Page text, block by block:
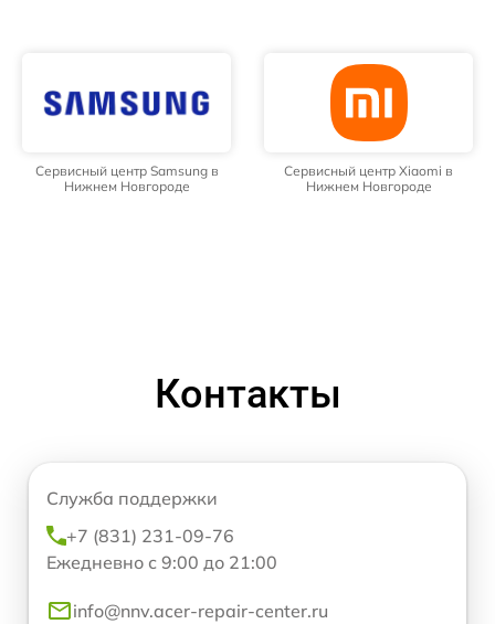
Сервисный центр Samsung в
Нижнем Новгороде
Сервисный центр Xiaomi в
Нижнем Новгороде
Контакты
Служба поддержки
+7 (831) 231-09-76
Ежедневно с 9:00 до 21:00
info@nnv.acer-repair-center.ru